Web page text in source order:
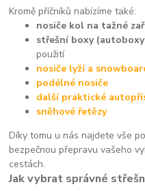
Kromě příčníků nabízíme také:
nosiče kol na tažné
střešní boxy
použití
nosiče lyží a
podélné nosiče
další praktické
sněhové řetězy
Díky tomu u nás najdete vše
bezpečnou přepravu vašeho
cestách.
Jak vybrat správné